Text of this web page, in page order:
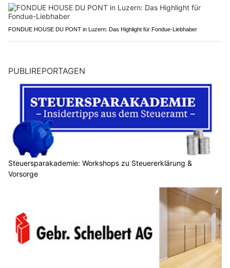
FONDUE HOUSE DU PONT in Luzern: Das Highlight für Fondue-Liebhaber
PUBLIREPORTAGEN
Steuersparakademie: Workshops zu Steuererklärung &
Vorsorge